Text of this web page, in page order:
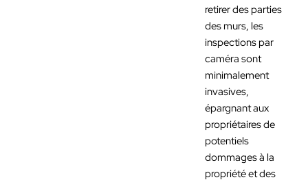
retirer des parties
des murs, les
inspections par
caméra sont
minimalement
invasives,
épargnant aux
propriétaires de
potentiels
dommages à la
propriété et des